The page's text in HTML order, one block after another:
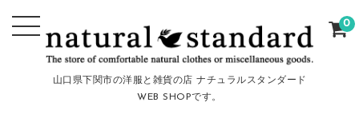
山口県下関市の洋服と雑貨の店 ナチュラルスタンダード
WEB SHOPです。
0